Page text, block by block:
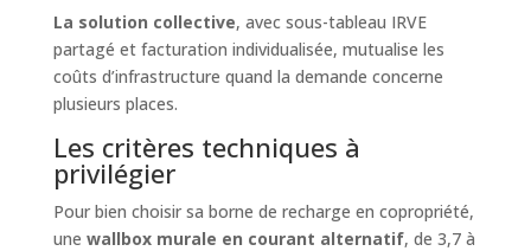
La solution collective, avec sous-tableau IRVE
partagé et facturation individualisée, mutualise les
coûts d’infrastructure quand la demande concerne
plusieurs places.
Les critères techniques à
privilégier
Pour bien choisir sa borne de recharge en copropriété,
une wallbox murale en courant alternatif, de 3,7 à